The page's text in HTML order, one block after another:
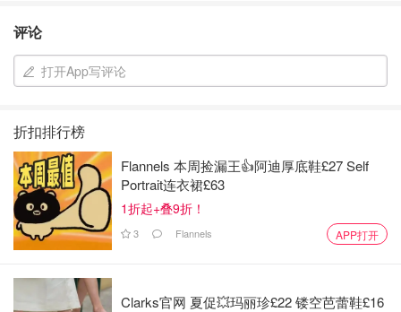
评论
打开App写评论
折扣排行榜
Flannels 本周捡漏王👍阿迪厚底鞋£27 Self
Portrait连衣裙£63
1折起+叠9折！
3 Flannels APP打开
Clarks官网 夏促💥玛丽珍£22 镂空芭蕾鞋£16